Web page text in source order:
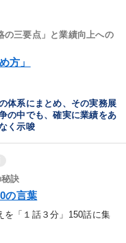
の三要点」と業績向上への
方」
体系にまとめ、その実務展
の中でも、確実に業績をあ
く示唆
訣
の言葉
を「１話３分」150話に集